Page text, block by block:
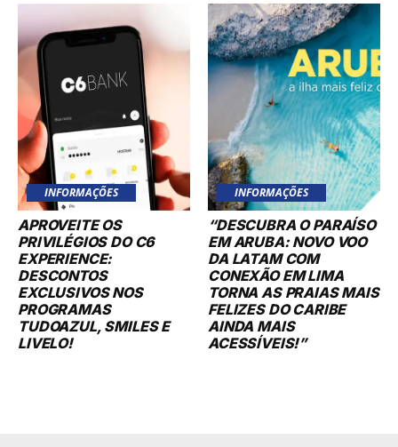
INFORMAÇÕES
APROVEITE OS
PRIVILÉGIOS DO C6
EXPERIENCE:
DESCONTOS
EXCLUSIVOS NOS
PROGRAMAS
TUDOAZUL, SMILES E
LIVELO!
INFORMAÇÕES
“DESCUBRA O PARAÍSO
EM ARUBA: NOVO VOO
DA LATAM COM
CONEXÃO EM LIMA
TORNA AS PRAIAS MAIS
FELIZES DO CARIBE
AINDA MAIS
ACESSÍVEIS!”